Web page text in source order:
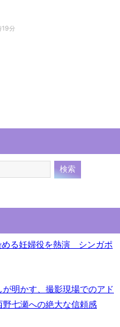
分
める妊婦役を熱演 シンガポ
が明かす、撮影現場でのアド
野七瀬への絶大な信頼感